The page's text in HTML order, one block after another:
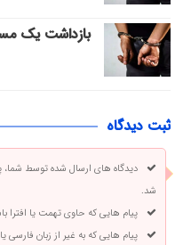
بازداشت یک
ثبت دیدگاه
دیدگاه های ارسال شده توسط
شد.
پیام هایی که حاوی تهمت یا افترا
پیام هایی که به غیر از زبان